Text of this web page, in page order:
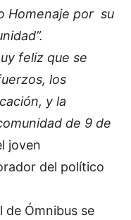
Homenaje por su
feliz que se
los
y la
de 9 de
joven
del político
de Ómnibus se